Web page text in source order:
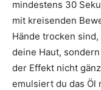
mindestens 30
mit kreisenden
Hände trocken
deine Haut,
der Effekt nicht
emulsiert du das Öl